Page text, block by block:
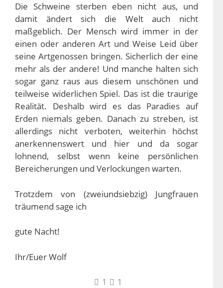
Die Schweine sterben eben nicht aus, und
damit ändert sich die Welt auch nicht
maßgeblich. Der Mensch wird immer in der
einen oder anderen Art und Weise Leid über
seine Artgenossen bringen. Sicherlich der eine
mehr als der andere! Und manche halten sich
sogar ganz raus aus diesem unschönen und
teilweise widerlichen Spiel. Das ist die traurige
Realität. Deshalb wird es das Paradies auf
Erden niemals geben. Danach zu streben, ist
allerdings nicht verboten, weiterhin höchst
anerkennenswert und hier und da sogar
lohnend, selbst wenn keine persönlichen
Bereicherungen und Verlockungen warten.
Trotzdem von (zweiundsiebzig) Jungfrauen
träumend sage ich
gute Nacht!
Ihr/Euer Wolf
1 1